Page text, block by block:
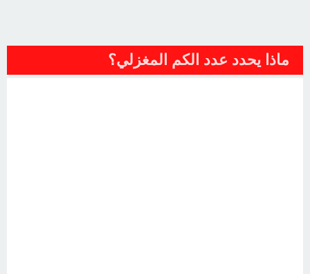
ماذا يحدد عدد الكم المغزلي؟